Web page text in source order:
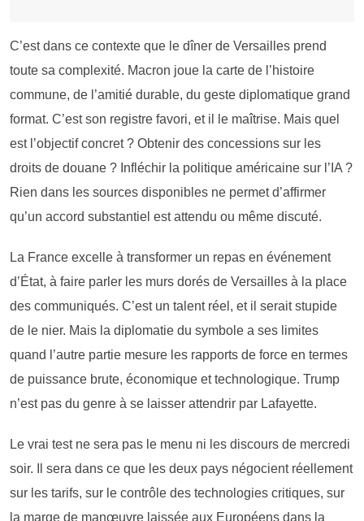
C’est dans ce contexte que le dîner de Versailles prend
toute sa complexité. Macron joue la carte de l’histoire
commune, de l’amitié durable, du geste diplomatique grand
format. C’est son registre favori, et il le maîtrise. Mais quel
est l’objectif concret ? Obtenir des concessions sur les
droits de douane ? Infléchir la politique américaine sur l’IA ?
Rien dans les sources disponibles ne permet d’affirmer
qu’un accord substantiel est attendu ou même discuté.
La France excelle à transformer un repas en événement
d’État, à faire parler les murs dorés de Versailles à la place
des communiqués. C’est un talent réel, et il serait stupide
de le nier. Mais la diplomatie du symbole a ses limites
quand l’autre partie mesure les rapports de force en termes
de puissance brute, économique et technologique. Trump
n’est pas du genre à se laisser attendrir par Lafayette.
Le vrai test ne sera pas le menu ni les discours de mercredi
soir. Il sera dans ce que les deux pays négocient réellement
sur les tarifs, sur le contrôle des technologies critiques, sur
la marge de manœuvre laissée aux Européens dans la